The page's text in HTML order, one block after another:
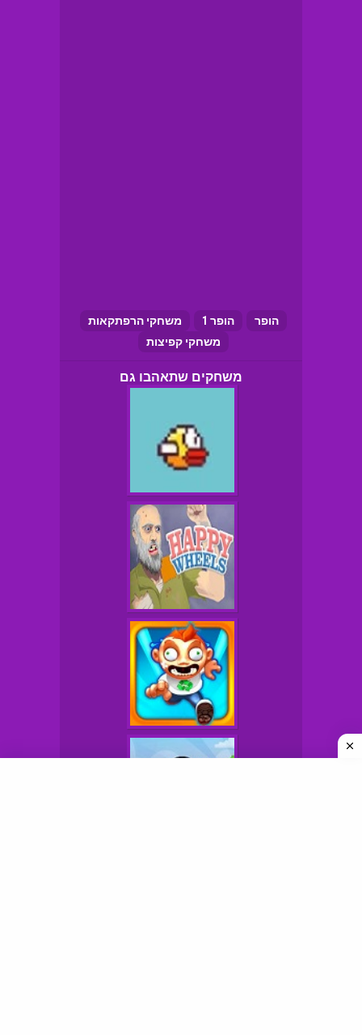
הופר הופר 1
משחקי הרפתקאות
משחקי קפיצות
משחקים שתאהבו גם